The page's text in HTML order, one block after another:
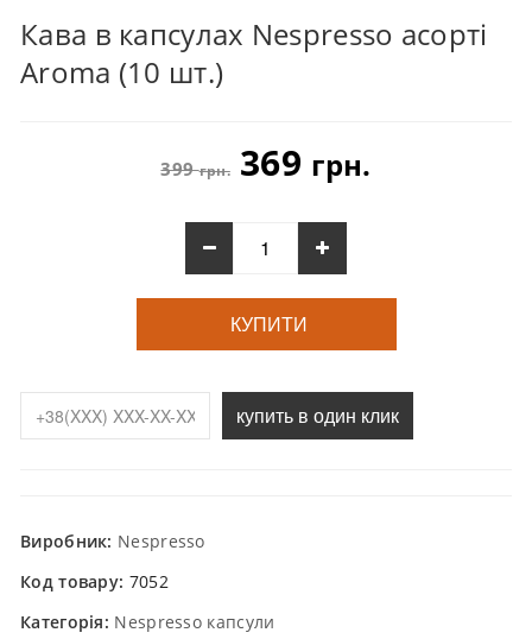
Кава в капсулах Nespresso асорті
Aroma (10 шт.)
399грн.369 грн.
КУПИТИ
купить в один клик
Виробник: Nespresso
Код товару: 7052
Категорія: Nespresso капсули